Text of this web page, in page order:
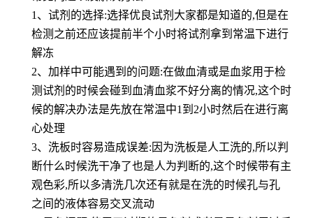
1、试剂的选择:选择优良试剂大家都是知道的,但是在
检测之前还应该提前半个小时将试剂拿到常温下进行
解冻
2、加样中可能遇到的问题:在做血清或是血浆用于检
测试剂的时候会碰到血清血浆不好分离的情况,这个时
候的解决办法是先放在常温中1到2小时然后在进行离
心处理
3、洗板时容易造成误差:因为洗板是人工洗的,所以判
断什么时候洗干净了也是人为判断的,这个时候带有主
观色彩,所以多清洗几次还有就是在洗的时候孔与孔
之间的液体容易交叉流动